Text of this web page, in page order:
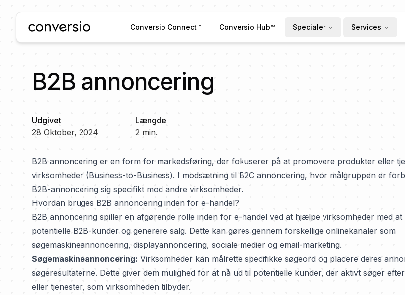
Conversio Conversio Connect™ Conversio Hub™ Specialer Services
B2B annoncering
Udgivet
28 Oktober, 2024
Længde
2 min.
B2B annoncering er en form for markedsføring, der fokuserer på at promovere produkter eller
virksomheder (Business-to-Business). I modsætning til B2C annoncering, hvor målgruppen er
B2B-annoncering sig specifikt mod andre virksomheder.
Hvordan bruges B2B annoncering inden for e-handel?
B2B annoncering spiller en afgørende rolle inden for e-handel ved at hjælpe virksomheder med at
potentielle B2B-kunder og generere salg. Dette kan gøres gennem forskellige onlinekanaler som
søgemaskineannoncering, displayannoncering, sociale medier og email-marketing.
Søgemaskineannoncering: Virksomheder kan målrette specifikke søgeord og placere deres
søgeresultaterne. Dette giver dem mulighed for at nå ud til potentielle kunder, der aktivt søger
eller tjenester, som virksomheden tilbyder.